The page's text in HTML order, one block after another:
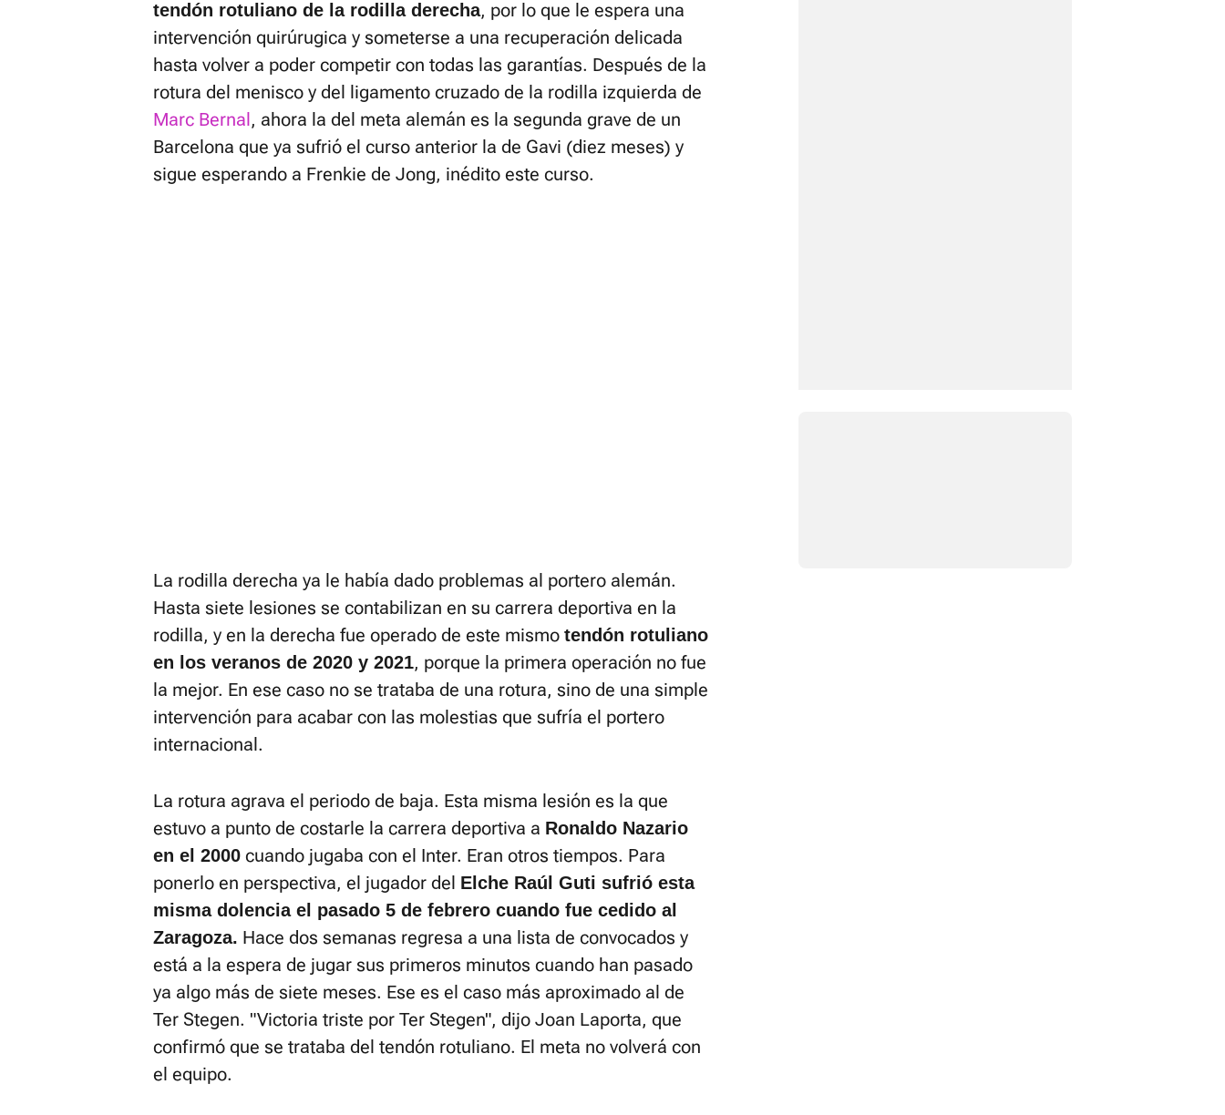
tendón rotuliano de la rodilla derecha, por lo que le espera una
intervención quirúrugica y someterse a una recuperación delicada
hasta volver a poder competir con todas las garantías. Después de la
rotura del menisco y del ligamento cruzado de la rodilla izquierda de
Marc Bernal, ahora la del meta alemán es la segunda grave de un
Barcelona que ya sufrió el curso anterior la de Gavi (diez meses) y
sigue esperando a Frenkie de Jong, inédito este curso.
La rodilla derecha ya le había dado problemas al portero alemán.
Hasta siete lesiones se contabilizan en su carrera deportiva en la
rodilla, y en la derecha fue operado de este mismo tendón rotuliano
en los veranos de 2020 y 2021, porque la primera operación no fue
la mejor. En ese caso no se trataba de una rotura, sino de una simple
intervención para acabar con las molestias que sufría el portero
internacional.
La rotura agrava el periodo de baja. Esta misma lesión es la que
estuvo a punto de costarle la carrera deportiva a Ronaldo Nazario
en el 2000 cuando jugaba con el Inter. Eran otros tiempos. Para
ponerlo en perspectiva, el jugador del Elche Raúl Guti sufrió esta
misma dolencia el pasado 5 de febrero cuando fue cedido al
Zaragoza. Hace dos semanas regresa a una lista de convocados y
está a la espera de jugar sus primeros minutos cuando han pasado
ya algo más de siete meses. Ese es el caso más aproximado al de
Ter Stegen. "Victoria triste por Ter Stegen", dijo Joan Laporta, que
confirmó que se trataba del tendón rotuliano. El meta no volverá con
el equipo.